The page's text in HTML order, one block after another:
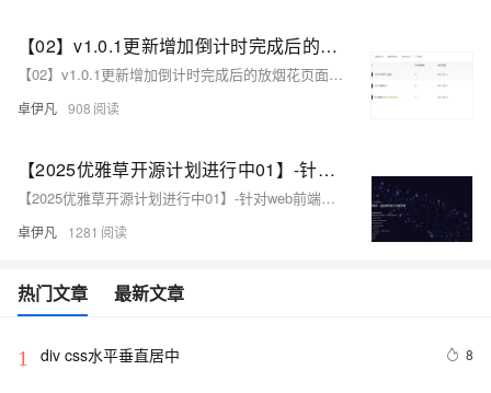
【02】v1.0.1更新增加倒计时完成后的放烟花页面-优化播放器-优化结构目录-蛇年新年快乐倒计时领取礼物放烟花html代码优雅草科技央千澈写采用html5+div+CSS+JavaScript-优雅草卓伊凡-做一条关于新年的代码分享给你们-为了C站的分拼一下子
【02】v1.0.1更新增加倒计时完成后的放烟花页面-优化播放器-优化结构目录-蛇年新年快乐倒计时领取礼物放烟花html代码优雅草科技央千澈写采用html5+div+CSS+JavaScript-优雅草卓伊凡-做一条关于新年的代码分享给你们-为了C站的分拼一下子
卓伊凡 908
【2025优雅草开源计划进行中01】-针对web前端开发初学者使用-优雅草科技官网-纯静态页面html+css+JavaScript可直接下载使用-开源-首页为优雅草吴银满工程师原创-优雅草卓伊凡发布
【2025优雅草开源计划进行中01】-针对web前端开发初学者使用-优雅草科技官网-纯静态页面html+css+JavaScript可直接下载使用-开源-首页为优雅草吴银满工程师原创-优雅草卓伊凡发布
卓伊凡 1281
热门文章 最新文章
1 div css水平垂直居中 8